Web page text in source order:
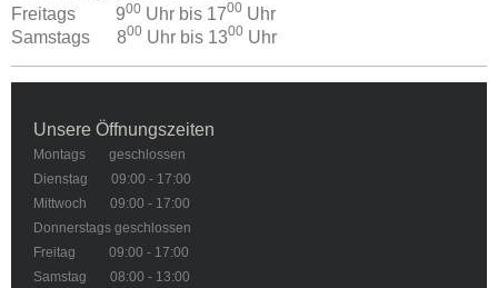
Freitags 900 Uhr bis 1700 Uhr
Samstags 800 Uhr bis 1300 Uhr
Unsere Öffnungszeiten
Montags geschlossen
Dienstag 09:00 - 17:00
Mittwoch 09:00 - 17:00
Donnerstags geschlossen
Freitag 09:00 - 17:00
Samstag 08:00 - 13:00